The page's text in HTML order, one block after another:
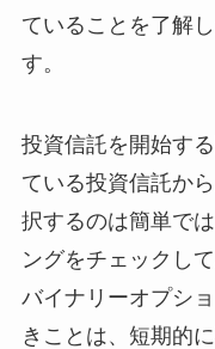
ていることを了解
す。
投資信託を開始す
ている投資信託か
択するのは簡単で
ングをチェックし
バイナリーオプシ
きことは、短期的